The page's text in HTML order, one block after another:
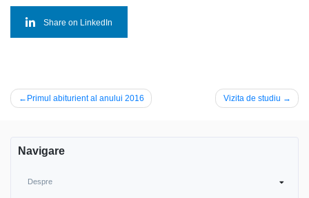
Share on LinkedIn
Navigare
Primul abiturient al anului 2016 Vizita de studiu
Navigare
Despre